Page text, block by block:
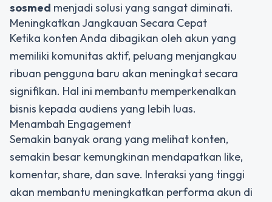
sosmed menjadi solusi yang sangat diminati.
Meningkatkan Jangkauan Secara Cepat
Ketika konten Anda dibagikan oleh akun yang
memiliki komunitas aktif, peluang menjangkau
ribuan pengguna baru akan meningkat secara
signifikan. Hal ini membantu memperkenalkan
bisnis kepada audiens yang lebih luas.
Menambah Engagement
Semakin banyak orang yang melihat konten,
semakin besar kemungkinan mendapatkan like,
komentar, share, dan save. Interaksi yang tinggi
akan membantu meningkatkan performa akun di